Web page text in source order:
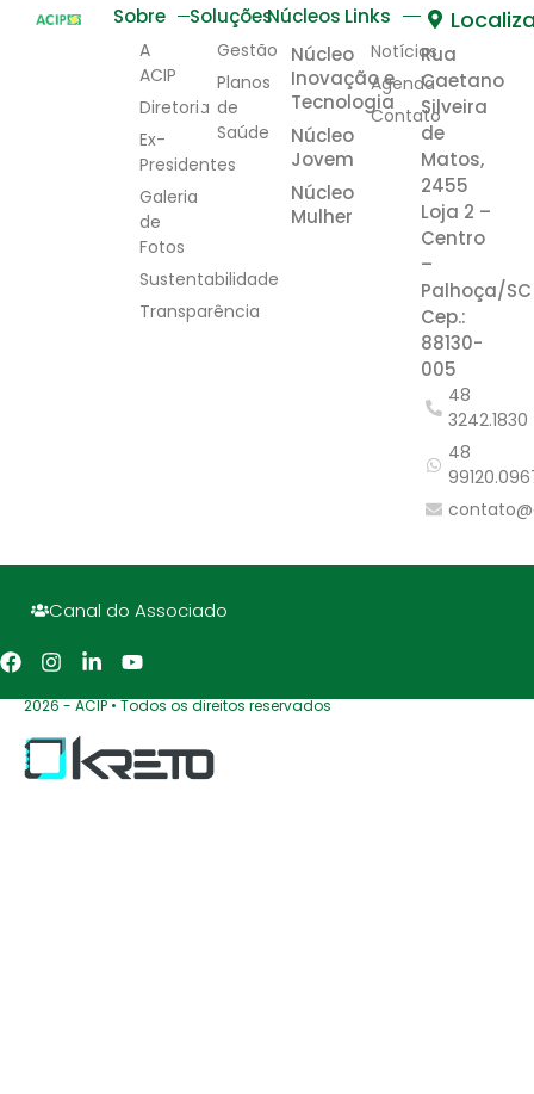
Sobre
A
ACIP
Diretoria
Ex-
Presidentes
Galeria
de
Fotos
Sustentabilidade
Transparência
Soluções
Gestão
Planos
de
Saúde
Núcleos
Núcleo
Inovação e
Tecnologia
Núcleo
Jovem
Núcleo
Mulher
Links
Notícias
Agenda
Contato
Rua
Caetano
Silveira
de
Matos,
2455
Loja 2 –
Centro
–
Palhoça/SC
Cep.:
88130-
005
48
3242.1830
48
Canal do Associado
2026 - ACIP • Todos os direitos reservados